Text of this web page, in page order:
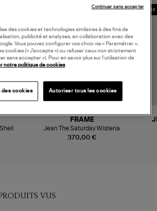
370,00 €
FRAME
Jean The Saturday Wisteria
MADE
VUS
des cookies et technologies similaires à des fins de
publicité et analyses, en collaboration avec des
Vous pouvez configurer vos choix via « Paramétrer »,
cookies (« J’accepte ») ou refuser ceux non strictement
sans accepter »). Pour en savoir plus sur l’utilisation de
notre politique de cookies
des cookies Autoriser tous les cookies
Continuer sans accepter